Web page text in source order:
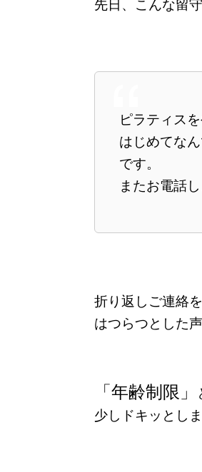
先日、こんな留
ピラティス
はじめてな
です。
またお電話し
折り返しご連絡
はつらつとした
「年齢制限」
少しドキッとし